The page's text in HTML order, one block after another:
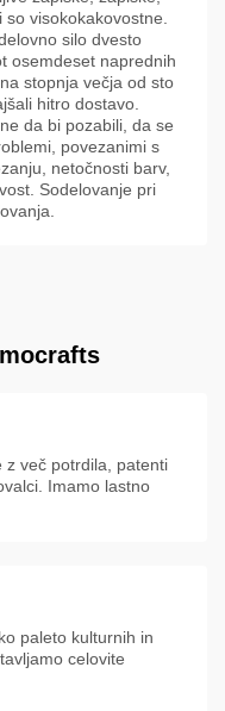
visokokakovostne.
silo dvesto
osemdeset naprednih
stopnja večja od sto
hitro dostavo.
da bi pozabili, da se
povezanimi s
netočnosti barv,
Sodelovanje pri
z več potrdila, patenti
Imamo lastno
paleto kulturnih in
celovite